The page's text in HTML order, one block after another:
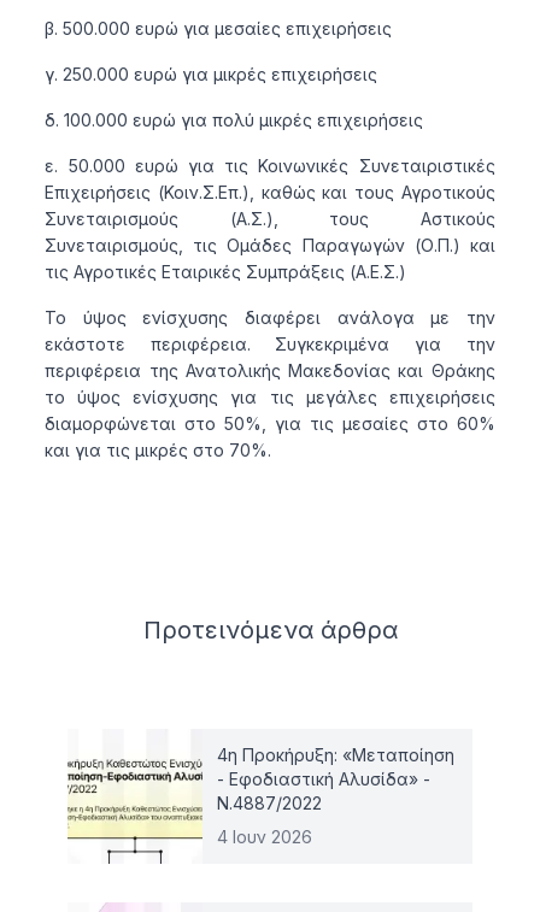
β. 500.000 ευρώ για μεσαίες επιχειρήσεις
γ. 250.000 ευρώ για μικρές επιχειρήσεις
δ. 100.000 ευρώ για πολύ μικρές επιχειρήσεις
ε. 50.000 ευρώ για τις Κοινωνικές Συνεταιριστικές
Επιχειρήσεις (Κοιν.Σ.Επ.), καθώς και τους Αγροτικούς
Συνεταιρισμούς (Α.Σ.), τους Αστικούς
Συνεταιρισμούς, τις Ομάδες Παραγωγών (Ο.Π.) και
τις Αγροτικές Εταιρικές Συμπράξεις (Α.Ε.Σ.)
Το ύψος ενίσχυσης διαφέρει ανάλογα με την
εκάστοτε περιφέρεια. Συγκεκριμένα για την
περιφέρεια της Ανατολικής Μακεδονίας και Θράκης
το ύψος ενίσχυσης για τις μεγάλες επιχειρήσεις
διαμορφώνεται στο 50%, για τις μεσαίες στο 60%
και για τις μικρές στο 70%.
Προτεινόμενα άρθρα
4η Προκήρυξη: «Μεταποίηση
- Εφοδιαστική Αλυσίδα» -
Ν.4887/2022
4 Ιουν 2026